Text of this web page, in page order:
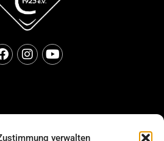
verwalten